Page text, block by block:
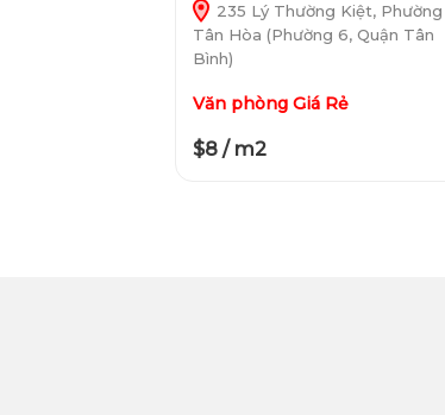
235 Lý Thường Kiệt, Phường
Tân Hòa (Phường 6, Quận Tân
Bình)
Văn phòng Giá Rẻ
$8 / m2